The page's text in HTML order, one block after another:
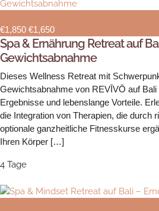
€1,850 €1,650
Spa & Ernährung Retreat auf
Gewichtsabnahme
Dieses Wellness Retreat mit
Gewichtsabnahme von REVĪVŌ auf
Ergebnisse und lebenslange Vorteile.
die Integration von Therapien, die durch
optionale ganzheitliche Fitnesskurse
Ihren Körper […]
4 Tage